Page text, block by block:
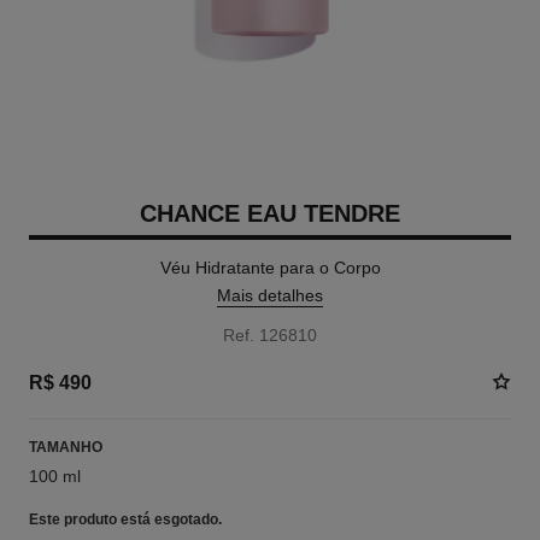
CHANCE EAU TENDRE
Véu Hidratante para o Corpo
Mais detalhes
Ref. 126810
R$ 490
TAMANHO
100 ml
Este produto está esgotado.